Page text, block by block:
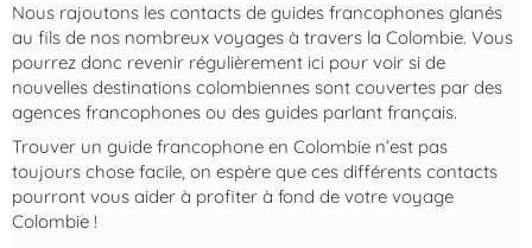
Nous rajoutons les contacts de guides francophones glanés
au fils de nos nombreux voyages à travers la Colombie. Vous
pourrez donc revenir régulièrement ici pour voir si de
nouvelles destinations colombiennes sont couvertes par des
agences francophones ou des guides parlant français.
Trouver un guide francophone en Colombie n’est pas
toujours chose facile, on espère que ces différents contacts
pourront vous aider à profiter à fond de votre voyage
Colombie !